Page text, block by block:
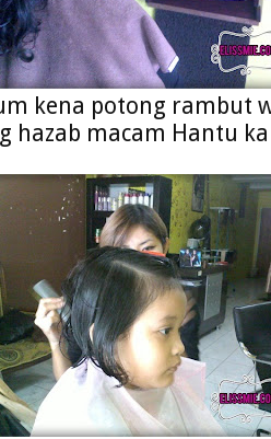
kena potong rambut
hazab macam Hantu